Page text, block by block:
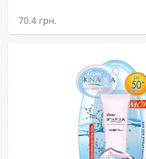
70.4 грн.